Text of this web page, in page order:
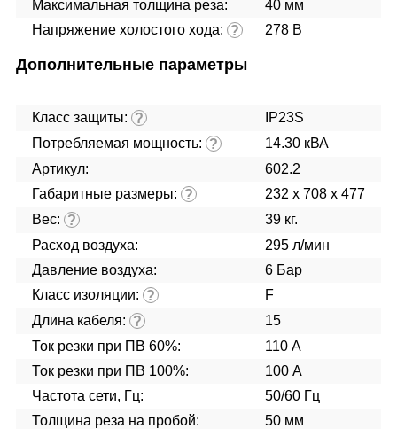
Максимальная толщина реза:
40 мм
Напряжение холостого хода: ? 278 В
Дополнительные параметры
Класс защиты: ?
IP23S
Потребляемая мощность: ?
14.30 кВА
Артикул:
602.2
Габаритные размеры: ?
232 x 708 x 477
Вес: ?
39 кг.
Расход воздуха:
295 л/мин
Давление воздуха:
6 Бар
Класс изоляции: ?
F
Длина кабеля: ?
15
Ток резки при ПВ 60%:
110 А
Ток резки при ПВ 100%:
100 А
Частота сети, Гц:
50/60 Гц
Толщина реза на пробой:
50 мм